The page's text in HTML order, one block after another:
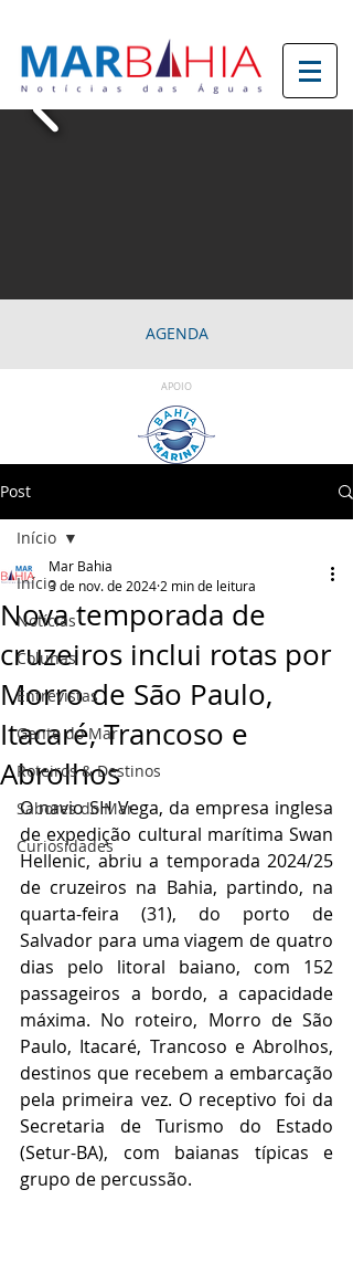
AGENDA
APOIO
Post
Início
Notícias
Colunas
Entrevistas
Gente do Mar
Roteiros & Destinos
Sabores do Mar
Curiosidades
Início
Nova temporada de
cruzeiros inclui rotas por
Morro de São Paulo,
Itacaré, Trancoso e
Abrolhos
Mar Bahia
3 de nov. de 2024 2 min de leitura
O navio SH Vega, da empresa inglesa
de expedição cultural marítima Swan
Hellenic, abriu a temporada 2024/25
de cruzeiros na Bahia, partindo, na
quarta-feira (31), do porto de
Salvador para uma viagem de quatro
dias pelo litoral baiano, com 152
passageiros a bordo, a capacidade
máxima. No roteiro, Morro de São
Paulo, Itacaré, Trancoso e Abrolhos,
destinos que recebem a embarcação
pela primeira vez. O receptivo foi da
Secretaria de Turismo do Estado
(Setur-BA), com baianas típicas e
grupo de percussão.